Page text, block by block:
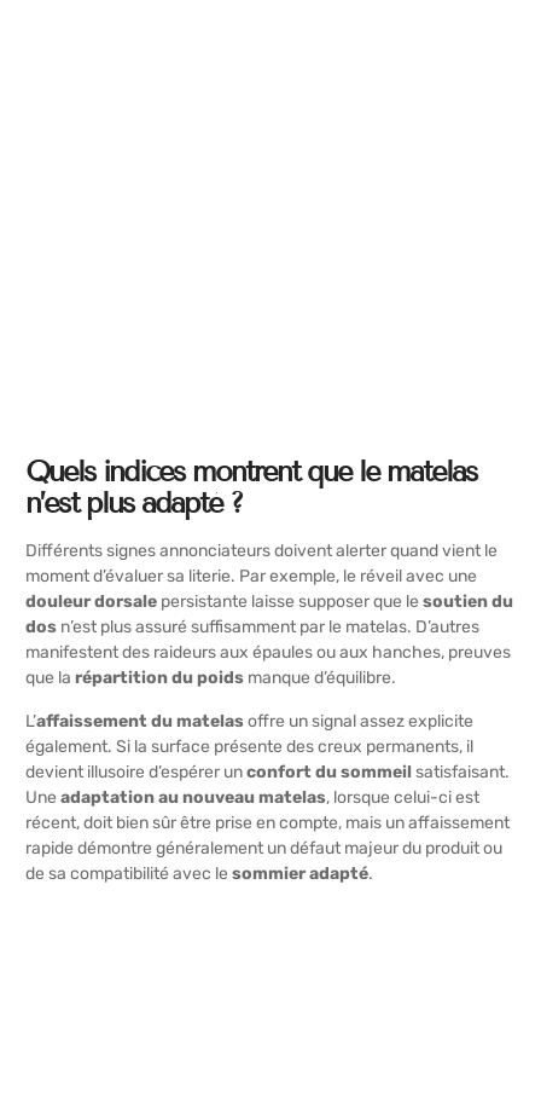
Quels indices montrent que le matelas
n’est plus adapté ?
Différents signes annonciateurs doivent alerter quand vient le
moment d’évaluer sa literie. Par exemple, le réveil avec une
douleur dorsale persistante laisse supposer que le soutien du
dos n’est plus assuré suffisamment par le matelas. D’autres
manifestent des raideurs aux épaules ou aux hanches, preuves
que la répartition du poids manque d’équilibre.
L’affaissement du matelasoffre un signal assez explicite
également. Si la surface présente des creux permanents, il
devient illusoire d’espérer unconfort du sommeilsatisfaisant.
Une adaptation au nouveau matelas, lorsque celui-ci est
récent, doit bien sûr être prise en compte, mais un affaissement
rapide démontre généralement un défaut majeur du produit ou
de sa compatibilité avec le sommier adapté.